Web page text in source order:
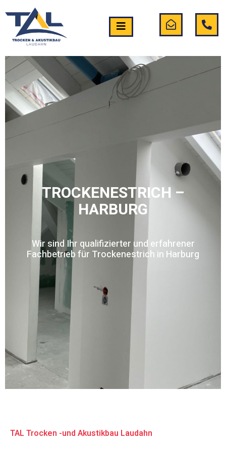
TROCKENESTRICH –
HARBURG
Wir sind Ihr qualifizierter und erfahrener
Fachbetrieb für Trockenestrich in Harburg
TAL Trocken -und Akustikbau Laudahn